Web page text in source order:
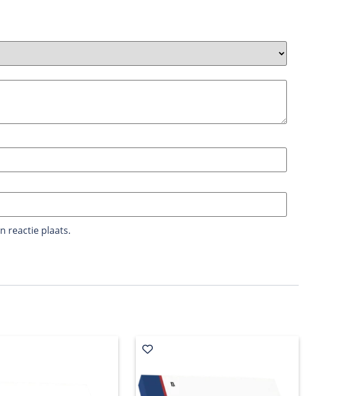
reactie plaats.